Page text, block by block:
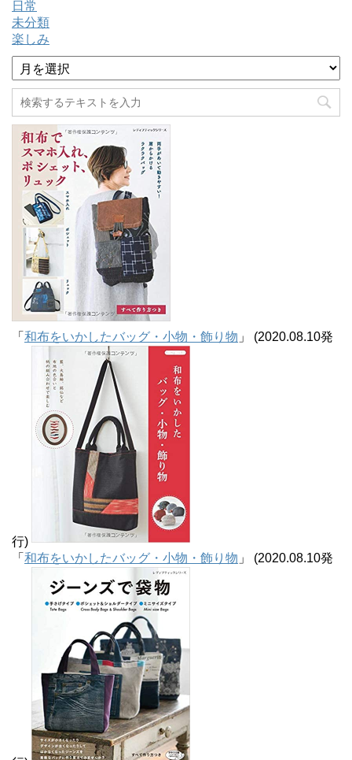
日常
未分類
楽しみ
ア
ー
カ
イ
ブ
「 和布をいかしたバッグ・小物・飾り物 」 (2020.08.10発
行)
「 和布をいかしたバッグ・小物・飾り物 」 (2020.08.10発